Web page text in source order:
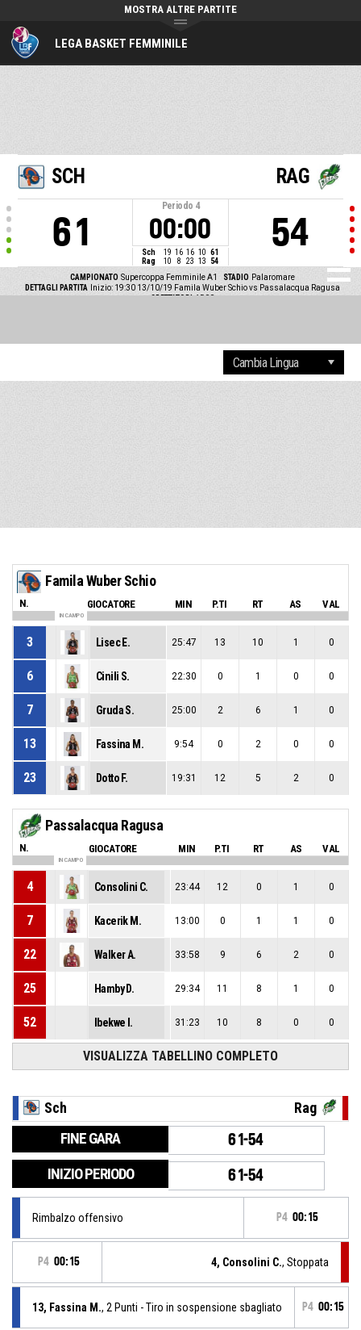
LEGA BASKET FEMMINILE
MOSTRA ALTRE PARTITE
SCH
61
Periodo 4
00:00
Sch 19 16 16 10 61
Rag
10 8 23 13 54
RAG
54
CAMPIONATO Supercoppa Femminile A1 STADIO Palaromare
DETTAGLI PARTITA
Inizio: 19:30 13/10/19 Famila Wuber Schio vs Passalacqua Ragusa
SPETTATORI 1500
Famila Wuber Schio
N. GIOCATORE MIN P.TI RT AS VAL
IN CAMPO
3 Lisec E. 25:47 13 10 1 0
6 Cinili S. 22:30 0 1 0 0
7 Gruda S. 25:00 2 6 1 0
13 Fassina M. 9:54 0 2 0 0
23 Dotto F. 19:31 12 5 2 0
Passalacqua Ragusa
N. GIOCATORE MIN P.TI RT AS VAL
IN CAMPO
4 Consolini C. 23:44 12 0 1 0
7 Kacerik M. 13:00 0 1 1 0
22 Walker A. 33:58 9 6 2 0
25 Hamby D. 29:34 11 8 1 0
52 Ibekwe I. 31:23 10 8 0 0
VISUALIZZA TABELLINO COMPLETO
Sch Rag
FINE GARA 61-54
INIZIO PERIODO 61-54
Rimbalzo offensivo P4 00:15
P4 00:15 4, Consolini C., Stoppata
13, Fassina M., 2 Punti - Tiro in sospensione sbagliato P4 00:15